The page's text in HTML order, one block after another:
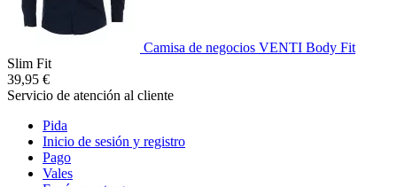
Camisa de negocios VENTI Body Fit
Slim Fit
39,95 €
Servicio de atención al cliente
Pida
Inicio de sesión y registro
Pago
Vales